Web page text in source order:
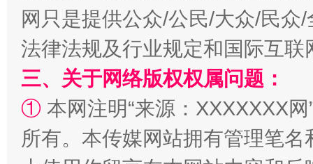
国家大学科技园优化重塑工作
网只是提供公众/公民/大众/民
法律法规及行业规定和国际互
三、关于网络版权权属问题：
① 本网注明“来源：XXXXXXX
所有。本传媒网站拥有管理笔